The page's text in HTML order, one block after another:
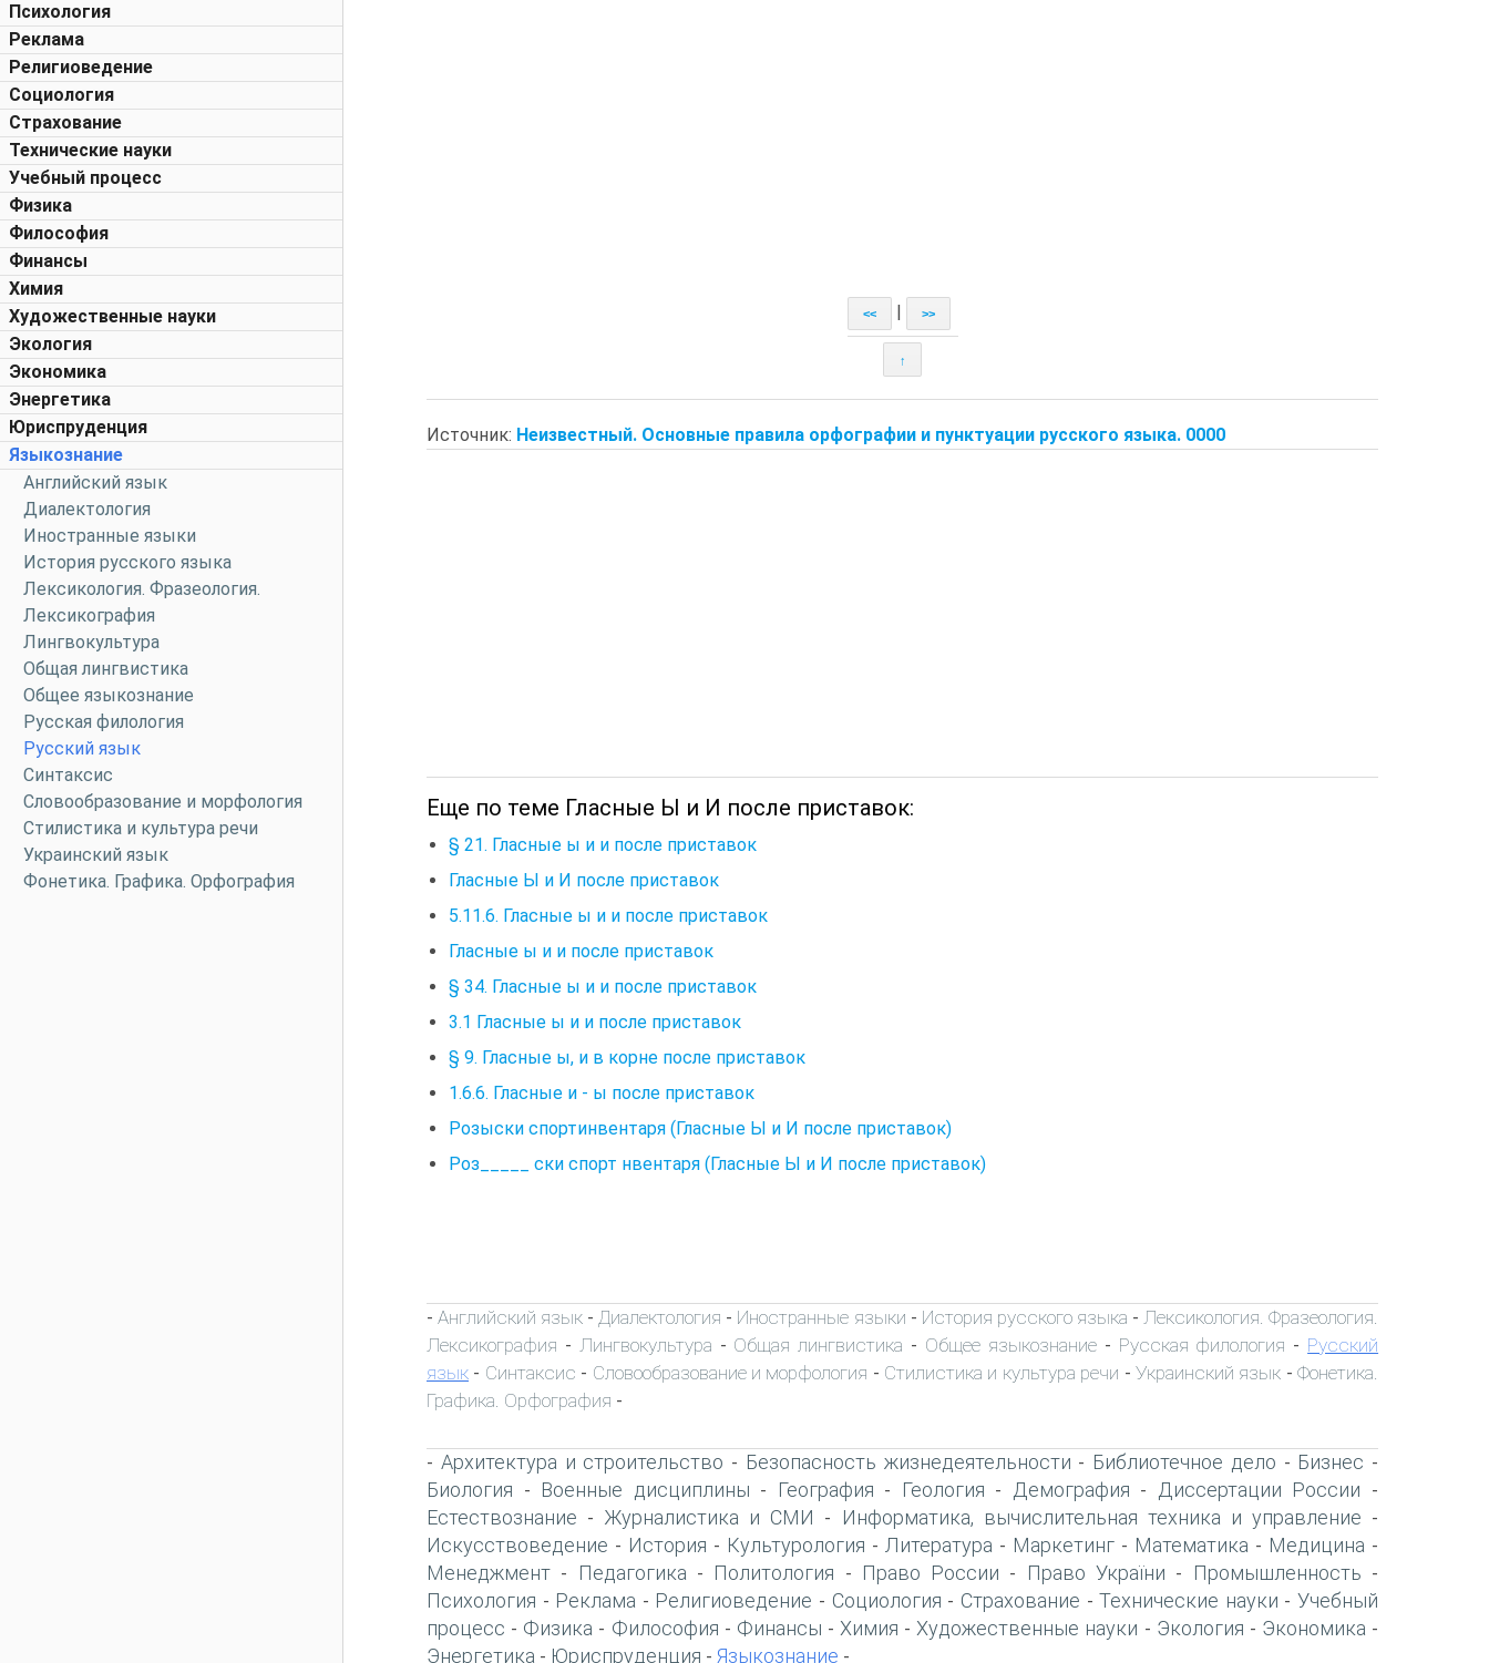
Психология
Реклама
Религиоведение
Социология
Страхование
Технические науки
Учебный процесс
Физика
Философия
Финансы
Химия
Художественные науки
Экология
Экономика
Энергетика
Юриспруденция
Языкознание
Английский язык
Диалектология
Иностранные языки
История русского языка
Лексикология. Фразеология.
Лексикография
Лингвокультура
Общая лингвистика
Общее языкознание
Русская филология
Русский язык
Синтаксис
Словообразование и морфология
Стилистика и культура речи
Украинский язык
Фонетика. Графика. Орфография
<< >>
↑
Источник: Неизвестный. Основные правила орфографии и пунктуации русского языка. 0000
Еще по теме Гласные Ы и И после приставок:
§ 21. Гласные ы и и после приставок
Гласные Ы и И после приставок
5.11.6. Гласные ы и и после приставок
Гласные ы и и после приставок
§ 34. Гласные ы и и после приставок
3.1 Гласные ы и и после приставок
§ 9. Гласные ы, и в корне после приставок
1.6.6. Гласные и - ы после приставок
Розыски спортинвентаря (Гласные Ы и И после приставок)
Роз_____ ски спорт нвентаря (Гласные Ы и И после приставок)
-Английский язык - Диалектология - Иностранные языки - История русского языка - Лексикология. Фразеология.
Лексикография - Лингвокультура - Общая лингвистика - Общее языкознание- Русская филология - Русский
язык - Синтаксис - Словообразование и морфология - Стилистика и культура речи - Украинский язык - Фонетика.
Графика. Орфография -
- Архитектура и строительство - Безопасность жизнедеятельности - Библиотечное дело - Бизнес -
Биология - Военные дисциплины - География - Геология - Демография - Диссертации России -
Естествознание - Журналистика и СМИ - Информатика, вычислительная техника и управление -
Искусствоведение - История - Культурология - Литература - Маркетинг - Математика - Медицина -
Менеджмент - Педагогика - Политология - Право России - Право України - Промышленность -
Психология - Реклама - Религиоведение - Социология - Страхование -Технические науки -Учебный
процесс - Физика - Философия - Финансы - Химия - Художественные науки - Экология - Экономика -
Энергетика - Юриспруденция - Языкознание -